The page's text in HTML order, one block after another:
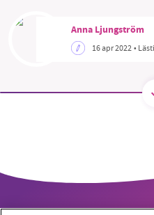
Anna Ljungström
16 apr 2022•
nyhetsbevakning
utveckla vårt arbete
vill